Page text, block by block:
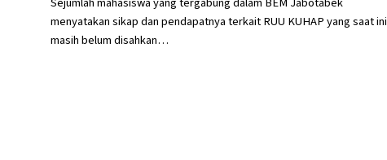
menyatakan sikap dan pendapatnya terkait RUU KUHAP yang saat ini
masih belum disahkan…